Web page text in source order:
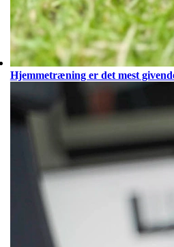
Hjemmetræning er det mest